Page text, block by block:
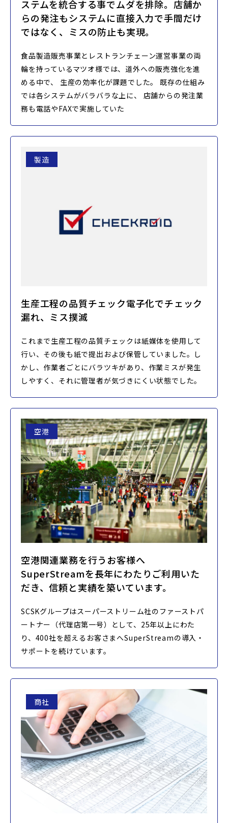
ステムを統合する事でムダを排除。店舗か
らの発注もシステムに直接入力で手間だけ
ではなく、ミスの防止も実現。
食品製造販売事業とレストランチェーン運営事業の両
輪を持っているマツオ様では、道外への販売強化を進
める中で、 生産の効率化が課題でした。 既存の仕組み
では各システムがバラバラな上に、 店舗からの発注業
務も電話やFAXで実施していた
製造
生産工程の品質チェック電子化でチェック
漏れ、ミス撲滅
これまで生産工程の品質チェックは紙媒体を使用して
行い、その後も紙で提出および保管していました。し
かし、作業者ごとにバラツキがあり、作業ミスが発生
しやすく、それに管理者が気づきにくい状態でした。
空港
空港関連業務を行うお客様へ
SuperStreamを長年にわたりご利用いた
だき、信頼と実績を築いています。
SCSKグループはスーパーストリーム社のファーストパ
ートナー（代理店第一号）として、25年以上にわた
り、400社を超えるお客さまへSuperStreamの導入・
サポートを続けています。
商社